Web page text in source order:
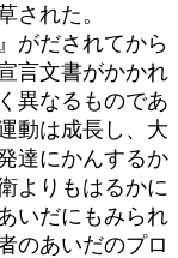
された。
がだされてから
言文書がかかれ
異なるものであ
動は成長し、大
達にかんするか
よりもはるかに
いだにもみられ
のあいだのプロ